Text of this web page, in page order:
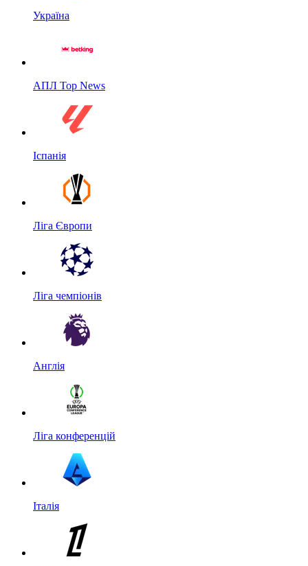
Україна
АПЛ Top News
Іспанія
Ліга Європи
Ліга чемпіонів
Англія
Ліга конференцій
Італія